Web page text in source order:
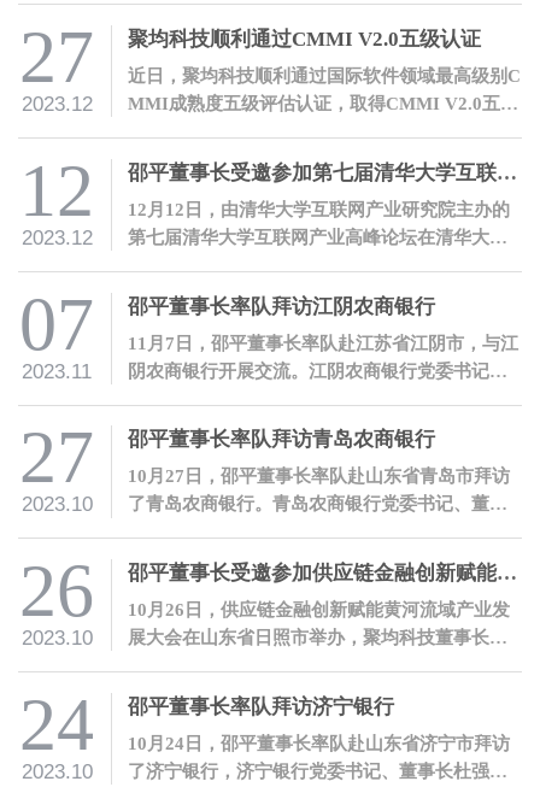
赁有限公司荣获“年度繁星奖”。
27
2023.12
聚均科技顺利通过CMMI V2.0五级认证
近日，聚均科技顺利通过国际软件领域最高级别C
MMI成熟度五级评估认证，取得CMMI V2.0五级
12
2023.12
邵平董事长受邀参加第七届清华大学互联网产业高峰论坛并发表主题演讲
12月12日，由清华大学互联网产业研究院主办的
第七届清华大学互联网产业高峰论坛在清华大学
邵平受邀参会，并发表主题演讲。
07
2023.11
邵平董事长率队拜访江阴农商银行
11月7日，邵平董事长率队赴江苏省江阴市，与江
阴农商银行开展交流。江阴农商银行党委书记、
行的到访。
27
2023.10
邵平董事长率队拜访青岛农商银行
10月27日，邵平董事长率队赴山东省青岛市拜访
了青岛农商银行。青岛农商银行党委书记、董事
的到访。
26
2023.10
邵平董事长受邀参加供应链金融创新赋能黄河流域产业发展大会，并发表主题演讲
10月26日，供应链金融创新赋能黄河流域产业发
展大会在山东省日照市举办，聚均科技董事长兼C
24
2023.10
邵平董事长率队拜访济宁银行
10月24日，邵平董事长率队赴山东省济宁市拜访
了济宁银行，济宁银行党委书记、董事长杜强代